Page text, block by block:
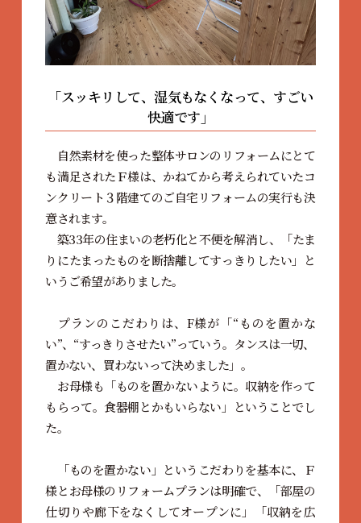
「スッキリして、湿気もなくなって、すごい
快適です」
自然素材を使った整体サロンのリフォームにとて
も満足されたＦ様は、かねてから考えられていたコ
ンクリート３階建てのご自宅リフォームの実行も決
意されます。
築33年の住まいの老朽化と不便を解消し、「たま
りにたまったものを断捨離してすっきりしたい」と
いうご希望がありました。
プランのこだわりは、F様が「“ものを置かな
い”、“すっきりさせたい”っていう。タンスは一切、
置かない、買わないって決めました」。
お母様も「ものを置かないように。収納を作って
もらって。食器棚とかもいらない」ということでし
た。
「ものを置かない」というこだわりを基本に、Ｆ
様とお母様のリフォームプランは明確で、「部屋の
仕切りや廊下をなくしてオープンに」「収納を広